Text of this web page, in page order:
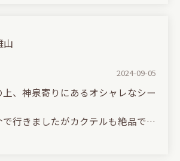
り・無しでいただきました。
ちらも美味しかったですが、コー
有りの方がクリーミーさが無くな
プな喉越しとなり好みでした！！
山
2024-09-05
、神泉寄りにあるオシャレなシー
行きましたがカクテルも絶品でめ
す！！